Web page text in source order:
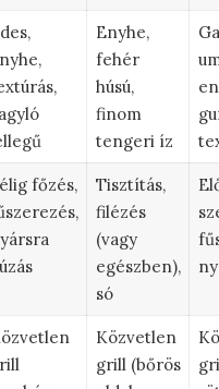
Enyhe,
fehér
húsú,
finom
tengeri íz
főzés,
Tisztítás,
filézés
(vagy
egészben),
só
Közvetlen
grill (bőrös